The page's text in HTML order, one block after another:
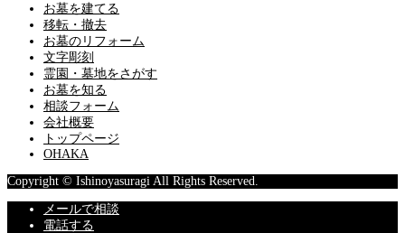
お墓を建てる
移転・撤去
お墓のリフォーム
文字彫刻
霊園・墓地をさがす
お墓を知る
相談フォーム
会社概要
トップページ
OHAKA
Copyright © Ishinoyasuragi All Rights Reserved.
メールで相談
電話する